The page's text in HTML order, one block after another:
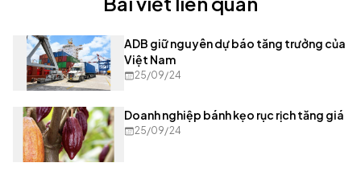
ADB giữ nguyên dự báo tăng trưởng của
Việt Nam
25/09/24
Doanh nghiệp bánh kẹo rục rịch tăng giá
25/09/24